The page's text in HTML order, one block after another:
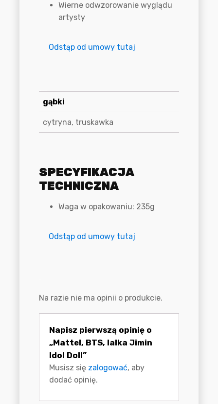
Wierne odwzorowanie wyglądu
artysty
Odstąp od umowy tutaj
gąbki
cytryna, truskawka
SPECYFIKACJA
TECHNICZNA
Waga w opakowaniu: 235g
Odstąp od umowy tutaj
Na razie nie ma opinii o produkcie.
Napisz pierwszą opinię o
„Mattel, BTS, lalka Jimin
Idol Doll”
Musisz się zalogować, aby
dodać opinię.